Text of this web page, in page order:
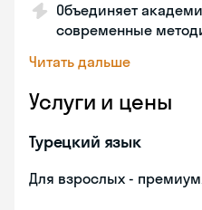
Объединяет
современные
Читать дальше
Услуги и цены
Турецкий язык
Для взрослых - премиум